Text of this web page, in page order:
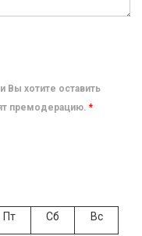
Вы хотите оставить
премодерацию. *
Пт Сб Вс